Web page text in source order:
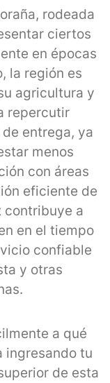
rodeada
ciertos
en épocas
la región es
agricultura y
repercutir
entrega, ya
menos
con áreas
eficiente de
contribuye a
en el tiempo
confiable
y otras
a qué
ingresando tu
de esta